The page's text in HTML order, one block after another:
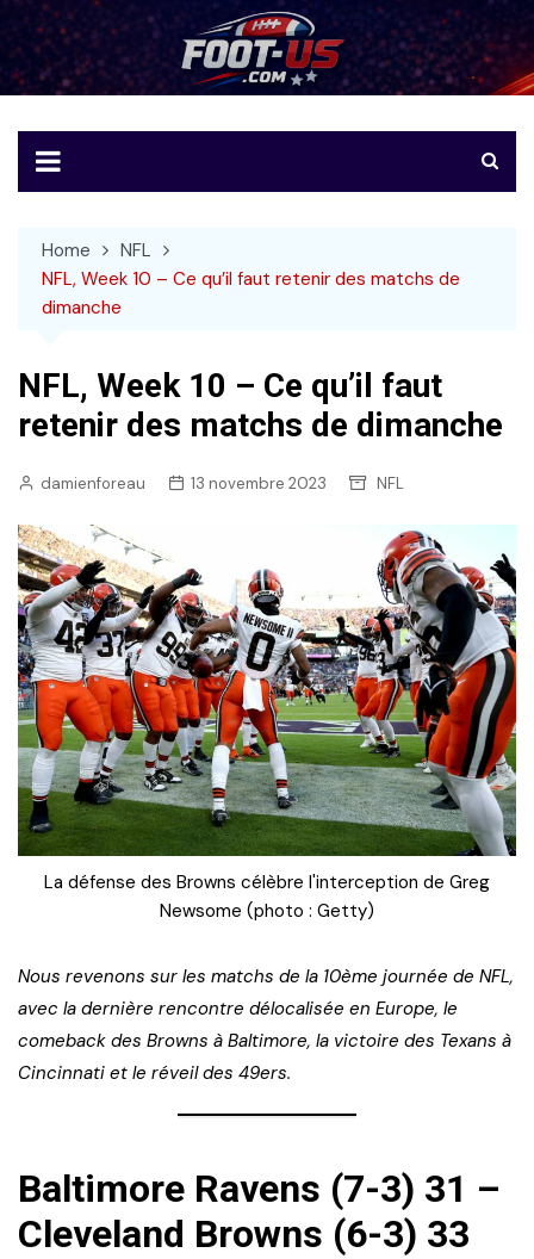
to
content
Foot-US
Le football américain en français
Home
NFL
NFL, Week 10 – Ce qu’il faut retenir des matchs de
dimanche
NFL, Week 10 – Ce qu’il faut
retenir des matchs de dimanche
damienforeau 13 novembre 2023 NFL
La défense des Browns célèbre l'interception de Greg
Newsome (photo : Getty)
Nous revenons sur les matchs de la 10ème journée de NFL,
avec la dernière rencontre délocalisée en Europe, le
comeback des Browns à Baltimore, la victoire des Texans à
Cincinnati et le réveil des 49ers.
Baltimore Ravens (7-3) 31 –
Cleveland Browns (6-3) 33